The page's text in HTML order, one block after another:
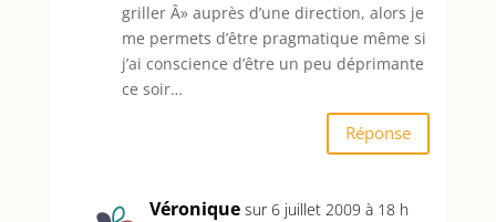
griller Â» auprès d’une direction, alors je
me permets d’être pragmatique même si
j’ai conscience d’être un peu déprimante
ce soir…
Réponse
Véronique sur 6 juillet 2009 à 18 h